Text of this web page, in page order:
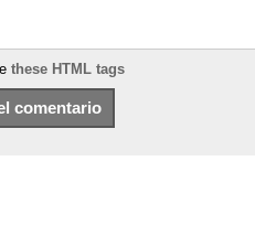
these HTML tags